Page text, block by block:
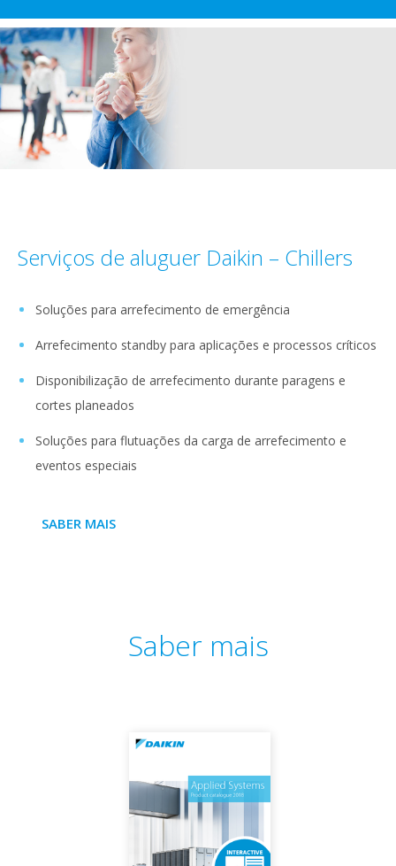
Serviços de aluguer Daikin – Chillers
Soluções para arrefecimento de emergência
Arrefecimento standby para aplicações e processos críticos
Disponibilização de arrefecimento durante paragens e
cortes planeados
Soluções para flutuações da carga de arrefecimento e
eventos especiais
SABER MAIS
Saber mais